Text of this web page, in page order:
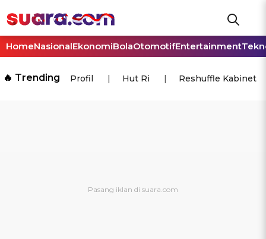
HomeNasionalEkonomiBolaOtomotifEntertainment
🔥 Trending Profil Hut Ri Reshuffle Kabinet